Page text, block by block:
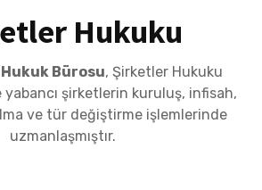
Hukuku
Bürosu, Şirketler Hukuku
yabancı şirketlerin kuruluş, infisah,
ve tür değiştirme işlemlerinde
uzmanlaşmıştır.